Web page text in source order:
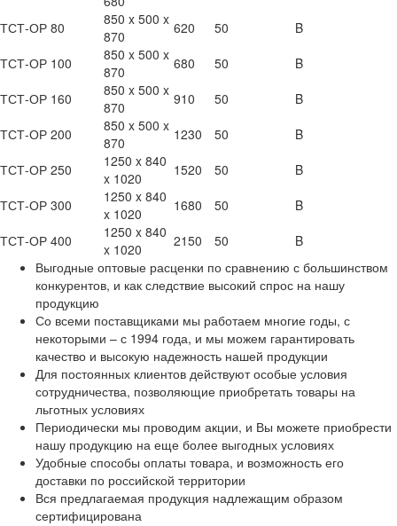
ТСТ-ОР 80
850 x 500 x
870
620 50
B
ТСТ-ОР 100
850 x 500 x
870
680 50
B
ТСТ-ОР 160
850 x 500 x
870
910 50
B
ТСТ-ОР 200
850 x 500 x
870
1230 50
B
ТСТ-ОР 250
1250 x 840
x 1020
1520 50
B
ТСТ-ОР 300
1250 x 840
x 1020
1680 50
B
ТСТ-ОР 400
1250 x 840
x 1020
2150 50
B
Выгодные оптовые расценки по сравнению с большинством
конкурентов, и как следствие высокий спрос на нашу
продукцию
Со всеми поставщиками мы работаем многие годы, с
некоторыми – с 1994 года, и мы можем гарантировать
качество и высокую надежность нашей продукции
Для постоянных клиентов действуют особые условия
сотрудничества, позволяющие приобретать товары на
льготных условиях
Периодически мы проводим акции, и Вы можете приобрести
нашу продукцию на еще более выгодных условиях
Удобные способы оплаты товара, и возможность его
доставки по российской территории
Вся предлагаемая продукция надлежащим образом
сертифицирована